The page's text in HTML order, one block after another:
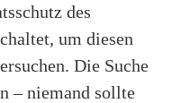
des
um diesen
Die Suche
– niemand sollte